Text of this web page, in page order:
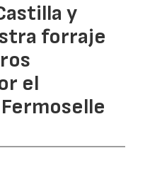
y
forraje
el